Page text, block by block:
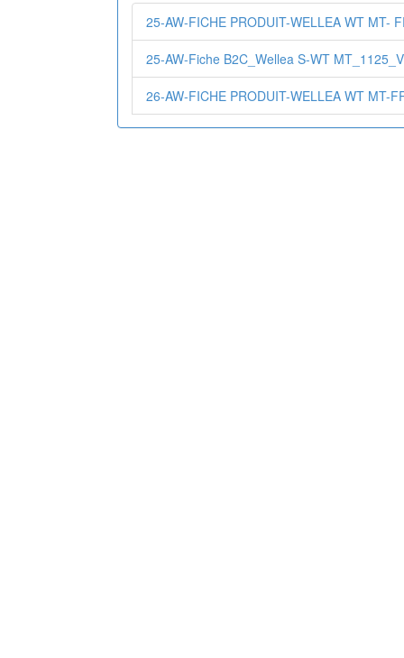
25-AW-FICHE PRODUIT-WELLEA WT MT-
25-AW-Fiche B2C_Wellea S-WT
26-AW-FICHE PRODUIT-WELLEA WT MT-